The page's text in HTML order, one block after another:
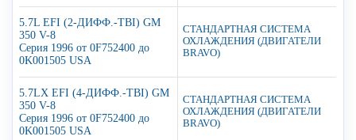
5.7L EFI (2-ДИФФ.-TBI) GM
350 V-8
Серия 1996 от 0F752400 до
0K001505 USA
СТАНДАРТНАЯ СИСТЕМА
ОХЛАЖДЕНИЯ (ДВИГАТЕЛИ
BRAVO)
5.7LX EFI (4-ДИФФ.-TBI) GM
350 V-8
Серия 1996 от 0F752400 до
0K001505 USA
СТАНДАРТНАЯ СИСТЕМА
ОХЛАЖДЕНИЯ (ДВИГАТЕЛИ
BRAVO)